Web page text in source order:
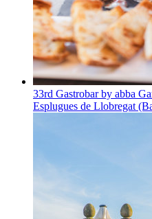
33rd Gastrobar by abba
Esplugues de Llobregat